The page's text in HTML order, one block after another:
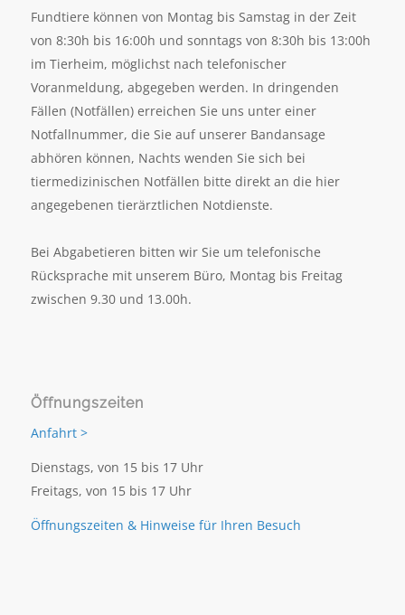
Fundtiere können von Montag bis Samstag in der Zeit
von 8:30h bis 16:00h und sonntags von 8:30h bis 13:00h
im Tierheim, möglichst nach telefonischer
Voranmeldung, abgegeben werden. In dringenden
Fällen (Notfällen) erreichen Sie uns unter einer
Notfallnummer, die Sie auf unserer Bandansage
abhören können, Nachts wenden Sie sich bei
tiermedizinischen Notfällen bitte direkt an die hier
angegebenen tierärztlichen Notdienste.
Bei Abgabetieren bitten wir Sie um telefonische
Rücksprache mit unserem Büro, Montag bis Freitag
zwischen 9.30 und 13.00h.
Öffnungszeiten
Anfahrt >
Dienstags, von 15 bis 17 Uhr
Freitags, von 15 bis 17 Uhr
Öffnungszeiten & Hinweise für Ihren Besuch